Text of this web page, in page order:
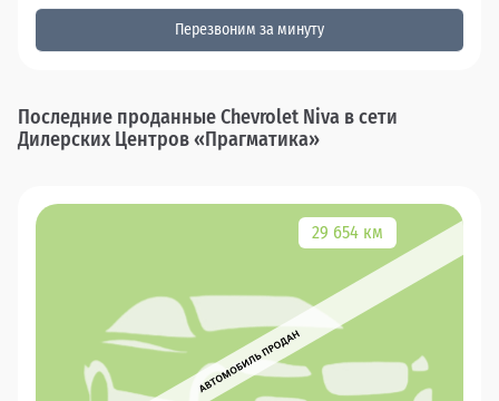
Перезвоним за минуту
Последние проданные Chevrolet Niva в сети
Дилерских Центров «Прагматика»
29 654 км